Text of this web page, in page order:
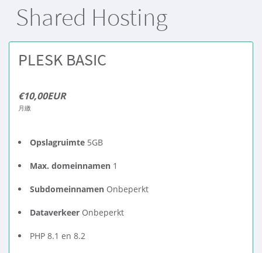
Shared Hosting
PLESK BASIC
€10,00EUR
月繳
Opslagruimte 5GB
Max. domeinnamen 1
Subdomeinnamen Onbeperkt
Dataverkeer Onbeperkt
PHP 8.1 en 8.2